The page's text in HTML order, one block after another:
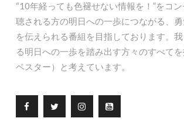
“10年経っても色褪せない情報を！”をコ
聴される方の明日への一歩につながる、
を伝えられる番組を目指しております。
る明日への一歩を踏み出す方々のすべて
ベスター）と考えています。